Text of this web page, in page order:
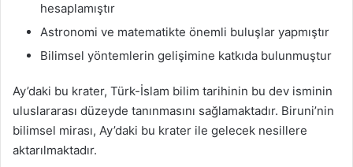
hesaplamıştır
Astronomi ve matematikte önemli buluşlar yapmıştır
Bilimsel yöntemlerin gelişimine katkıda bulunmuştur
Ay’daki bu krater, Türk-İslam bilim tarihinin bu dev isminin
uluslararası düzeyde tanınmasını sağlamaktadır. Biruni’nin
bilimsel mirası, Ay’daki bu krater ile gelecek nesillere
aktarılmaktadır.